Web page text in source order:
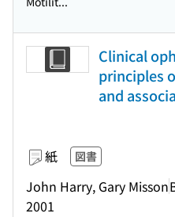
Clinical
principles
and
紙 図書
John Harry, Gary Misson
2001